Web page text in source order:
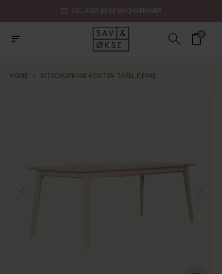
EXCLUSIEF BIJ DE MACHINEKAMER
0
HOME / UITSCHUIFBARE HOUTEN TAFEL FJERRE